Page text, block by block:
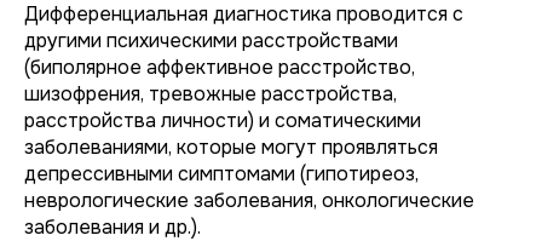
Дифференциальная диагностика проводится с
другими психическими расстройствами
(биполярное аффективное расстройство,
шизофрения, тревожные расстройства,
расстройства личности) и соматическими
заболеваниями, которые могут проявляться
депрессивными симптомами (гипотиреоз,
неврологические заболевания, онкологические
заболевания и др.).